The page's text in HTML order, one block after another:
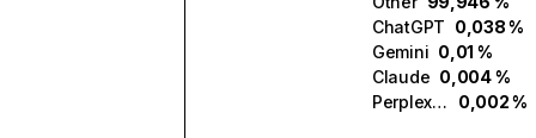
ChatGPT 0,038 %
Gemini 0,01 %
Claude 0,004 %
Perplexity
0,002 %